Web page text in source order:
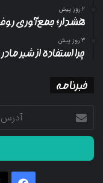
2 روز پیش
هشدار؛ جمع‌آوری
3 روز پیش
چرا استفاده از شیر
خبرنامه
آدرس
ایمیل
خود
وارد